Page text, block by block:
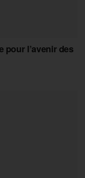
pour l’avenir des